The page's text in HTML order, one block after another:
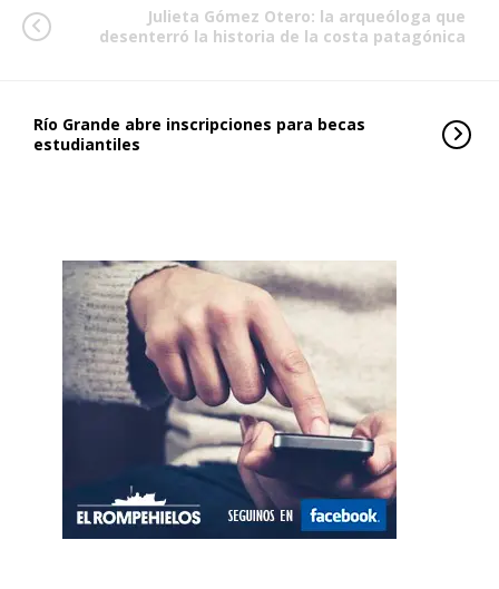
Julieta Gómez Otero: la arqueóloga que
desenterró la historia de la costa patagónica
Río Grande abre inscripciones para becas
estudiantiles